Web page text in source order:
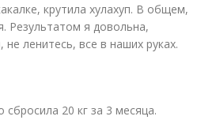
крутила хулахуп. В общем,
Результатом я довольна,
ленитесь, все в наших руках.
20 кг за 3 месяца.